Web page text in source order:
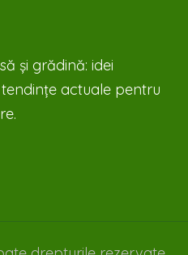
și grădină: idei
actuale pentru